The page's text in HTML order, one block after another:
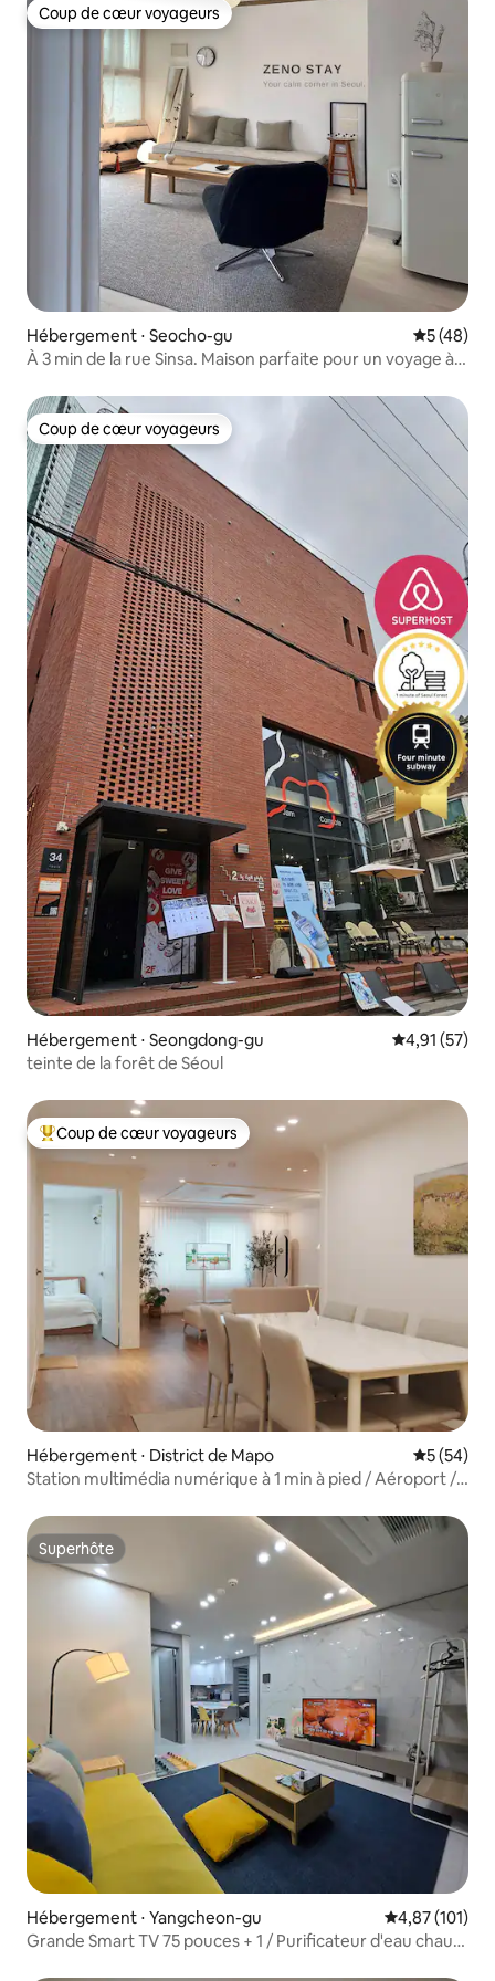
Coup de cœur voyageurs
Coup de cœur voyageurs
Hébergement ⋅ Seocho-gu
5 (48)
À 3 min de la rue Sinsa. Maison parfaite pour un voyage à
Coup de cœur voyageurs
Coup de cœur voyageurs
Hébergement ⋅ Seongdong-gu Évaluation
4,91 (57)
teinte de la forêt de Séoul
Coups de cœur voyageurs les plus appréciés
Coup de cœur voyageurs
Hébergement ⋅ District de Mapo
5 (54)
Station multimédia numérique à 1 min à pied / Aéroport /
Superhôte
Superhôte
Hébergement ⋅ Yangcheon-gu Évaluation
4,87 (101)
Grande Smart TV 75 pouces + 1 / Purificateur d'eau chaud